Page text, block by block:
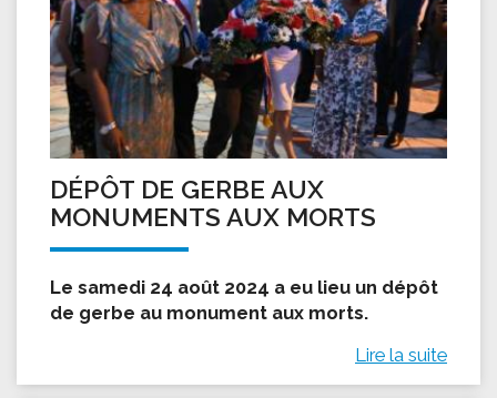
DÉPÔT DE GERBE AUX
MONUMENTS AUX MORTS
Le samedi 24 août 2024 a eu lieu un dépôt
de gerbe au monument aux morts.
Lire la suite